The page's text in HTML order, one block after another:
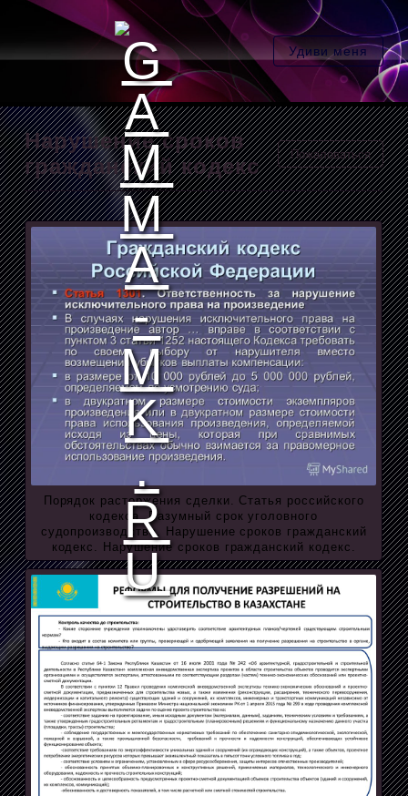
Удиви меня
Нарушение сроков
гражданский кодекс
Пожаловаться
Порядок расторжения сделки. Статья российского
кодекса. Разумный срок уголовного
судопроизводства. Нарушение сроков гражданский
кодекс. Нарушение сроков гражданский кодекс.